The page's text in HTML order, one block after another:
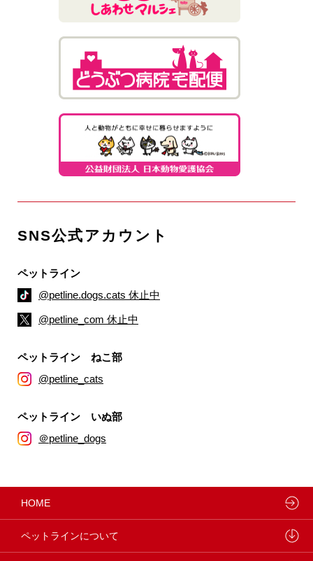
SNS公式アカウント
ペットライン
@petline.dogs.cats 休止中
@petline_com 休止中
ペットライン ねこ部
@petline_cats
ペットライン いぬ部
＠petline_dogs
HOME
ペットラインについて